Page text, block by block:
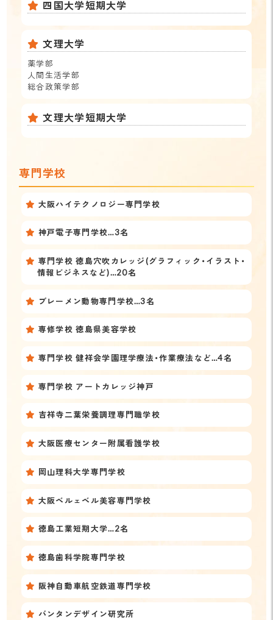
四国大学短期大学
文理大学
薬学部
人間生活学部
総合政策学部
文理大学短期大学
専門学校
大阪ハイテクノロジー専門学校
神戸電子専門学校…3名
専門学校 徳島穴吹カレッジ(グラフィック・イラスト・
情報ビジネスなど)…20名
ブレーメン動物専門学校…3名
専修学校 徳島県美容学校
専門学校 健祥会学園理学療法・作業療法など…4名
専門学校 アートカレッジ神戸
吉祥寺二葉栄養調理専門職学校
大阪医療センター附属看護学校
岡山理科大学専門学校
大阪ベルェベル美容専門学校
徳島工業短期大学…2名
徳島歯科学院専門学校
阪神自動車航空鉄道専門学校
バンタンデザイン研究所